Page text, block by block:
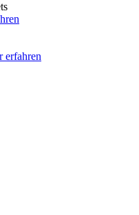
erfahren